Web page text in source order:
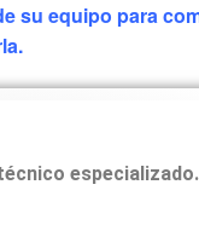
su equipo para
especializado.